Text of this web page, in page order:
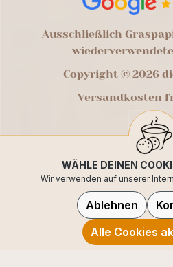
Ausschließlich
Copyright © 2026
Versandkosten
WÄHLE DEINEN
Wir verwenden auf unserer
Ablehnen
Alle Cookies